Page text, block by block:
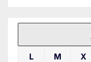
L M X